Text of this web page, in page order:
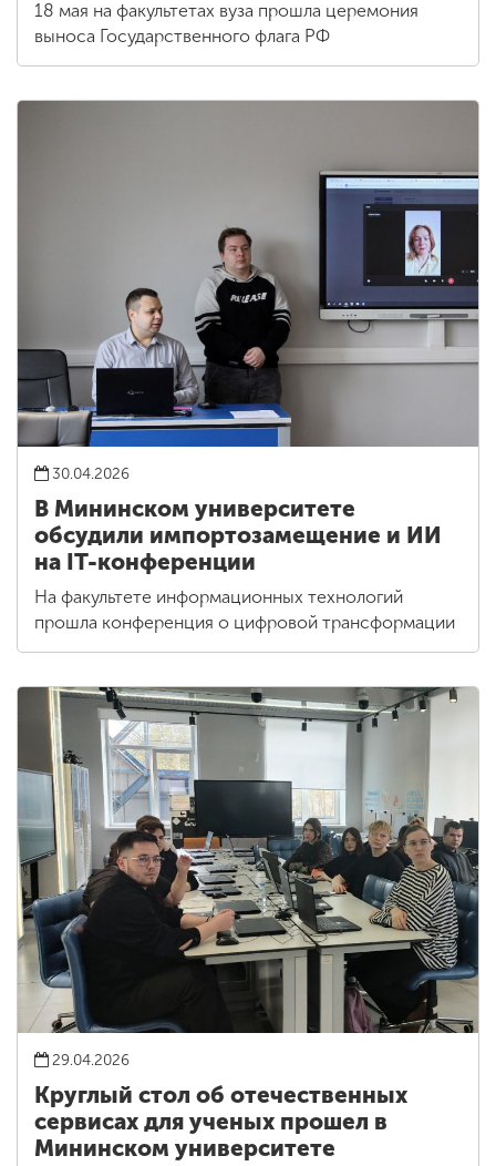
18 мая на факультетах вуза прошла церемония
выноса Государственного флага РФ
30.04.2026
В Мининском университете
обсудили импортозамещение и ИИ
на IT-конференции
На факультете информационных технологий
прошла конференция о цифровой трансформации
29.04.2026
Круглый стол об отечественных
сервисах для ученых прошел в
Мининском университете